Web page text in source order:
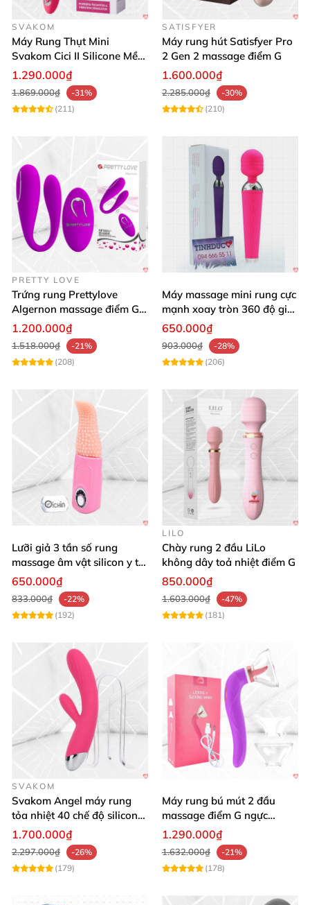
SVAKOM
Máy Rung Thụt Mini
Svakom Cici II Silicone Mềm
Mịn Massage G Điểm
1.290.000₫
1.869.000₫
-31%
(211)
SATISFYER
Máy rung hút Satisfyer Pro
2 Gen 2 massage điểm G
1.600.000₫
2.285.000₫
-30%
(210)
PRETTY LOVE
Trứng rung Prettylove
Algernon massage điểm G
12 chế độ
1.200.000₫
1.518.000₫
-21%
(208)
Máy massage mini rung cực
mạnh xoay tròn 360 độ giá
rẻ chất lượng
650.000₫
903.000₫
-28%
(206)
Lưỡi giả 3 tần số rung
massage âm vật silicon y tế
an toàn
650.000₫
833.000₫
-22%
(192)
LILO
Chày rung 2 đầu LiLo
không dây toả nhiệt điểm G
850.000₫
1.603.000₫
-47%
(181)
SVAKOM
Svakom Angel máy rung
tỏa nhiệt 40 chế độ silicon
mềm mịn
1.700.000₫
2.297.000₫
-26%
(179)
Máy rung bú mút 2 đầu
massage điểm G ngực
silicon y tế mềm mại
1.290.000₫
1.632.000₫
-21%
(178)